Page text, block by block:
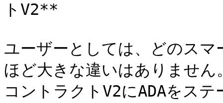
トV2**
ユーザーとしては、どのス
ほど大きな違いはありませ
コントラクトV2にADAをステ